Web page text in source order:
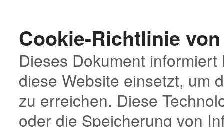
Cookie-Richtlinie
Dieses Dokument
diese Website einsetzt, um
zu erreichen. Diese
oder die Speicherung von